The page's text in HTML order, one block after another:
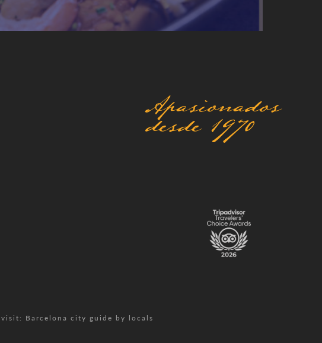
Apasionados
desde 1970
Barcelona city guide by locals